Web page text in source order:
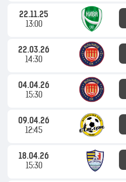
22.11.25
13:00
22.03.26
14:30
04.04.26
15:30
09.04.26
12:45
18.04.26
15:30